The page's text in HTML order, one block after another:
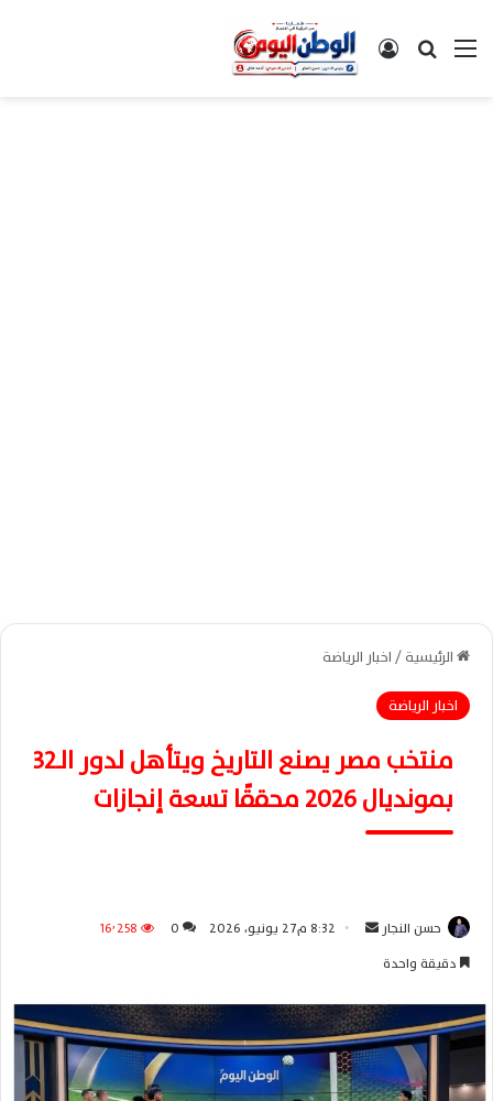
القائمةبحث عن تسجيل الدخول
الرئيسية/اخبار الرياضة
اخبار الرياضة
منتخب مصر يصنع التاريخ ويتأهل لدور الـ32
بمونديال 2026 محققًا تسعة إنجازات
حسن النجار
ل
ب
ر
ي
8:32 م27 يونيو، 2026 0
16٬258
دقيقة واحدة